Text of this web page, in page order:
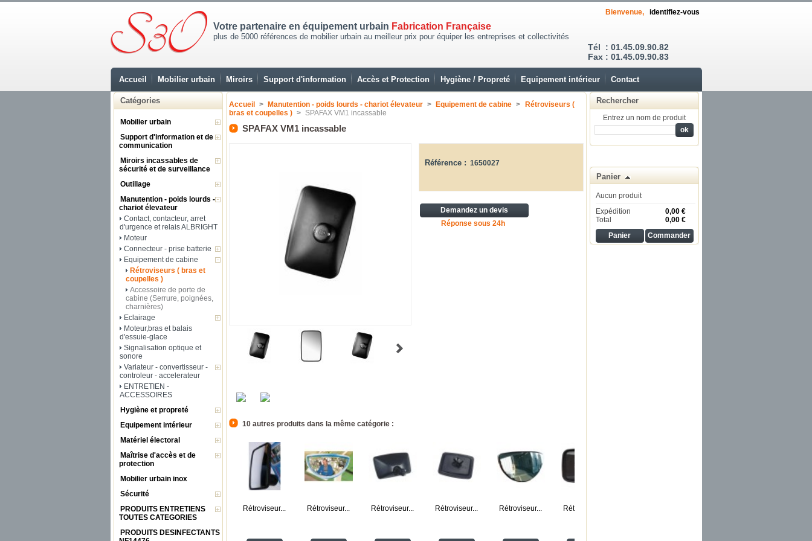
Votre partenaire en équipement urbain Fabrication Française
plus de 5000 références de mobilier urbain au meilleur prix pour équiper les entreprises et collectivités
Tél : 01.45.09.90.82
Fax : 01.45.09.90.83
Bienvenue, identifiez-vous
Accueil Mobilier urbain Miroirs Support d'information Accès et Protection Hygiène / Propreté Equipement intérieur Contact
Catégories
Mobilier urbain
Support d'information et de
communication
Miroirs incassables de
sécurité et de surveillance
Outillage
Manutention - poids lourds -
chariot élevateur
Contact, contacteur, arret
d'urgence et relais ALBRIGHT
Moteur
Connecteur - prise batterie
Equipement de cabine
Rétroviseurs ( bras et
coupelles )
Accessoire de porte de
cabine (Serrure, poignées,
charnières)
Eclairage
Moteur,bras et balais
d'essuie-glace
Signalisation optique et
sonore
Variateur - convertisseur -
controleur - accelerateur
ENTRETIEN -
ACCESSOIRES
Hygiène et propreté
Equipement intérieur
Matériel électoral
Maîtrise d'accès et de
protection
Mobilier urbain inox
Sécurité
PRODUITS ENTRETIENS
TOUTES CATEGORIES
PRODUITS DESINFECTANTS
Accueil > Manutention - poids lourds - chariot élevateur > Equipement de cabine >
Rétroviseurs (
bras et coupelles ) > SPAFAX VM1 incassable
SPAFAX VM1 incassable
Référence : 1650027
Demandez un devis
Réponse sous 24h
10 autres produits dans la même catégorie :
Rétroviseur... Rétroviseur... Rétroviseur... Rétroviseur... Rétroviseur... Rétroviseur...
Rechercher
Entrez un nom de produit
Panier
Aucun produit
Expédition
0,00 €
Total
0,00 €
Panier
Commander